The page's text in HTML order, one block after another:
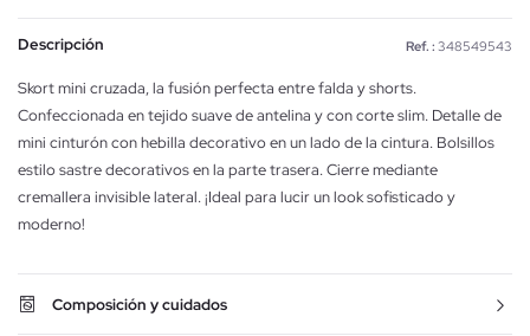
Descripción Ref. : 348549543
Skort mini cruzada, la fusión perfecta entre falda y shorts.
Confeccionada en tejido suave de antelina y con corte slim. Detalle de
mini cinturón con hebilla decorativo en un lado de la cintura. Bolsillos
estilo sastre decorativos en la parte trasera. Cierre mediante
cremallera invisible lateral. ¡Ideal para lucir un look sofisticado y
moderno!
Composición y cuidados